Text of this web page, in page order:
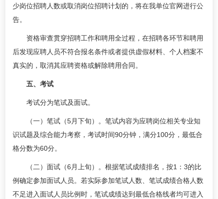
少岗位招聘人数或取消岗位招聘计划的，将在我单位官网进行公
告。
资格审查贯穿招聘工作和聘用全过程，在招聘各环节和聘用
后发现应聘人员不符合报名条件或者提供虚假材料、个人档案不
真实的，取消其应聘资格或解除聘用合同。
五、考试
考试分为笔试及面试。
（一）笔试（5月下旬）。笔试内容为应聘岗位相关专业知
识试题及综合能力考察，考试时间90分钟，满分100分，最低合
格分数为60分。
（二）面试（6月上旬）。根据笔试成绩排名，按1：3的比
例确定参加面试人员。若实际参加笔试人数、笔试成绩合格人数
不足进入面试人员比例时，笔试成绩达到最低合格线者均可进入